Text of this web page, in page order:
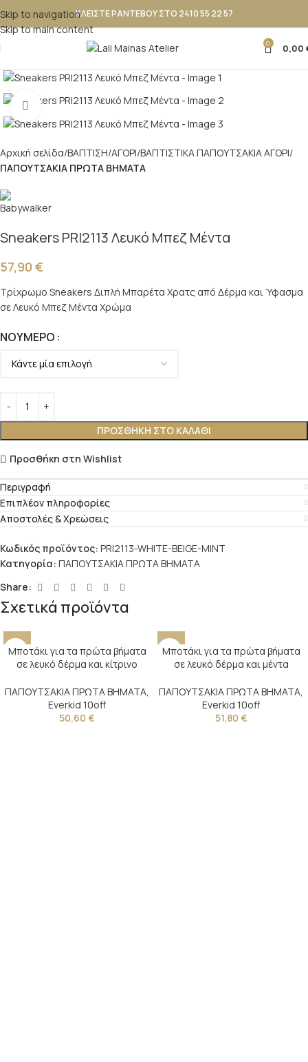
Skip to navigation
Skip to main content
ΚΛΕΙΣΤΕ ΡΑΝΤΕΒΟΥ ΣΤΟ 2410 55 22 57
0 0,00
Κλικ για μεγέθυνση
Αρχική σελίδα ΒΑΠΤΙΣΗ ΑΓΟΡΙ ΒΑΠΤΙΣΤΙΚΑ ΠΑΠΟΥΤΣAKIA ΑΓΟΡΙ
ΠΑΠΟΥΤΣΑΚΙΑ ΠΡΩΤΑ ΒΗΜΑΤΑ
Sneakers PRI2113 Λευκό Μπεζ Μέντα
57,90 €
Τρίχρωμο Sneakers Διπλή Μπαρέτα Χρατς από Δέρμα και Ύφασμα
σε Λευκό Μπεζ Μέντα Χρώμα
ΝΟΎΜΕΡΟ
ΠΡΟΣΘΉΚΗ ΣΤΟ ΚΑΛΆΘΙ
Προσθήκη στη Wishlist
Περιγραφή
Επιπλέον πληροφορίες
Αποστολές & Χρεώσεις
Κωδικός προϊόντος: PRI2113-WHITE-BEIGE-MINT
Κατηγορία: ΠΑΠΟΥΤΣΑΚΙΑ ΠΡΩΤΑ ΒΗΜΑΤΑ
Share:
Σχετικά προϊόντα
Μποτάκι για τα πρώτα βήματα
σε λευκό δέρμα και κίτρινο
ΠΑΠΟΥΤΣΑΚΙΑ ΠΡΩΤΑ ΒΗΜΑΤΑ,
Everkid 10off
50,60 €
Μποτάκι για τα πρώτα βήματα
σε λευκό δέρμα και μέντα
ΠΑΠΟΥΤΣΑΚΙΑ ΠΡΩΤΑ ΒΗΜΑΤΑ,
Everkid 10off
51,80 €